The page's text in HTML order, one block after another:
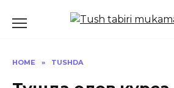
HOME » TUSHDA